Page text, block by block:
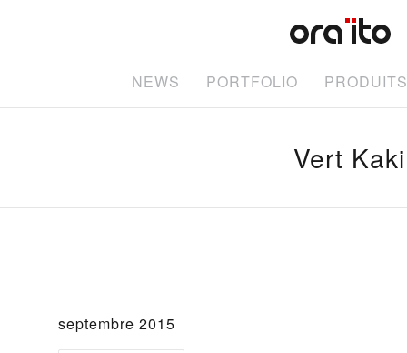
NEWS PORTFOLIO PRODUITS
Vert Kaki
septembre 2015